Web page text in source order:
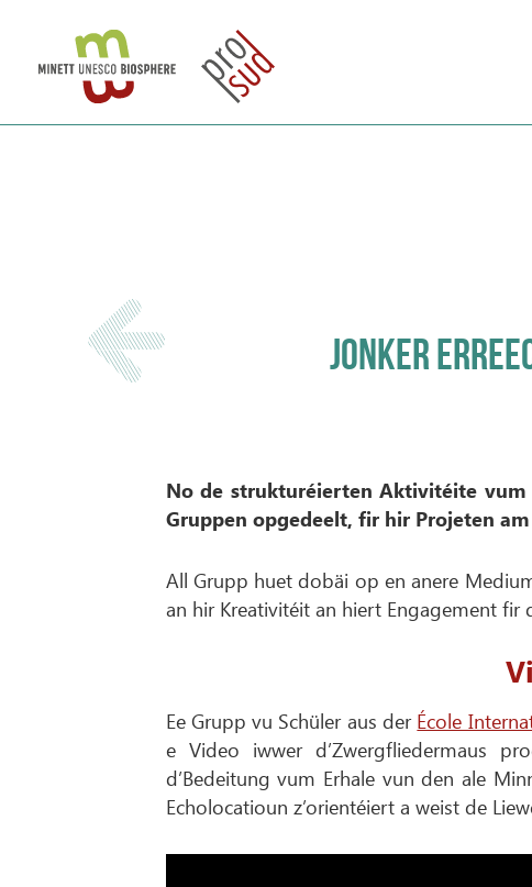
JONKER
No de strukturéierten Aktivitéite vum
Gruppen opgedeelt, fir hir Projeten
All Grupp huet dobäi op en anere
an hir Kreativitéit an hiert Engagement fir
Ee Grupp vu Schüler aus der École
e Video iwwer d’Zwergfliedermaus
d’Bedeitung vum Erhale vun den ale
Echolocatioun z’orientéiert a weist de